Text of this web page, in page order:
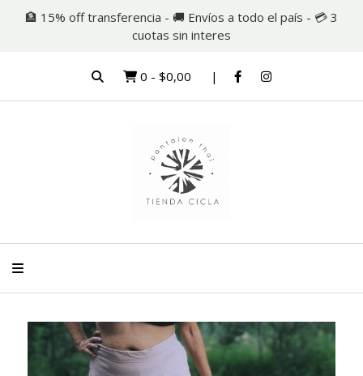
🏦 15% off transferencia - 🚚 Envíos a todo el país - 💳 3
cuotas sin interes
0 - $0,00